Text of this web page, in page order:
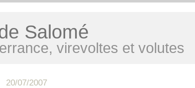
Salomé
virevoltes et volutes
20/07/2007